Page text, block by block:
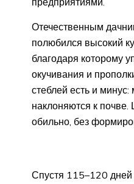
Отечественным
полюбился высокий
благодаря которому
окучивания и
стеблей есть и
наклоняются к почве.
обильно, без
Спустя 115–120 дней